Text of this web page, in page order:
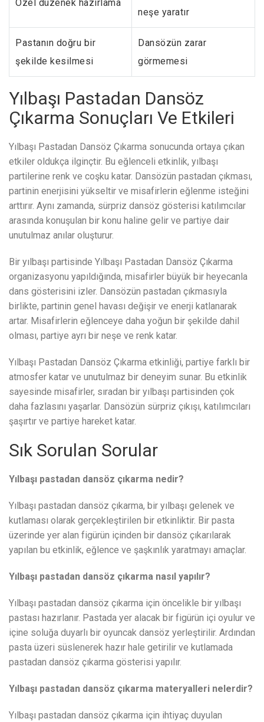
Özel düzenek hazırlama
neşe yaratır
Pastanın doğru bir
şekilde kesilmesi
Dansözün zarar
görmemesi
Yılbaşı Pastadan Dansöz
Çıkarma Sonuçları Ve Etkileri
Yılbaşı Pastadan Dansöz Çıkarma sonucunda ortaya çıkan
etkiler oldukça ilginçtir. Bu eğlenceli etkinlik, yılbaşı
partilerine renk ve coşku katar. Dansözün pastadan çıkması,
partinin enerjisini yükseltir ve misafirlerin eğlenme isteğini
arttırır. Aynı zamanda, sürpriz dansöz gösterisi katılımcılar
arasında konuşulan bir konu haline gelir ve partiye dair
unutulmaz anılar oluşturur.
Bir yılbaşı partisinde Yılbaşı Pastadan Dansöz Çıkarma
organizasyonu yapıldığında, misafirler büyük bir heyecanla
dans gösterisini izler. Dansözün pastadan çıkmasıyla
birlikte, partinin genel havası değişir ve enerji katlanarak
artar. Misafirlerin eğlenceye daha yoğun bir şekilde dahil
olması, partiye ayrı bir neşe ve renk katar.
Yılbaşı Pastadan Dansöz Çıkarma etkinliği, partiye farklı bir
atmosfer katar ve unutulmaz bir deneyim sunar. Bu etkinlik
sayesinde misafirler, sıradan bir yılbaşı partisinden çok
daha fazlasını yaşarlar. Dansözün sürpriz çıkışı, katılımcıları
şaşırtır ve partiye hareket katar.
Sık Sorulan Sorular
Yılbaşı pastadan dansöz çıkarma nedir?
Yılbaşı pastadan dansöz çıkarma, bir yılbaşı gelenek ve
kutlaması olarak gerçekleştirilen bir etkinliktir. Bir pasta
üzerinde yer alan figürün içinden bir dansöz çıkarılarak
yapılan bu etkinlik, eğlence ve şaşkınlık yaratmayı amaçlar.
Yılbaşı pastadan dansöz çıkarma nasıl yapılır?
Yılbaşı pastadan dansöz çıkarma için öncelikle bir yılbaşı
pastası hazırlanır. Pastada yer alacak bir figürün içi oyulur ve
içine soluğa duyarlı bir oyuncak dansöz yerleştirilir. Ardından
pasta üzeri süslenerek hazır hale getirilir ve kutlamada
pastadan dansöz çıkarma gösterisi yapılır.
Yılbaşı pastadan dansöz çıkarma materyalleri nelerdir?
Yılbaşı pastadan dansöz çıkarma için ihtiyaç duyulan